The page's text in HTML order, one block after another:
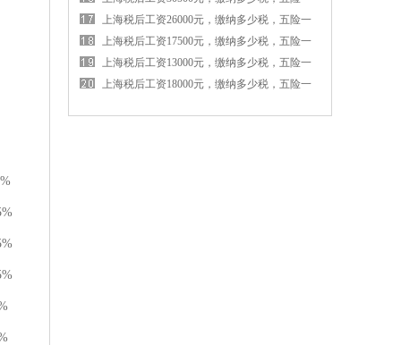
金各交多少钱
上海税后工资26000元，缴纳多少税，五险一
金各交多少钱
上海税后工资17500元，缴纳多少税，五险一
金各交多少钱
上海税后工资13000元，缴纳多少税，五险一
金各交多少钱
上海税后工资18000元，缴纳多少税，五险一